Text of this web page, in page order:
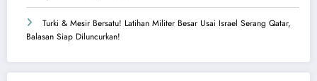
Turki & Mesir Bersatu! Latihan Militer Besar Usai Israel Serang Qatar,
Balasan Siap Diluncurkan!